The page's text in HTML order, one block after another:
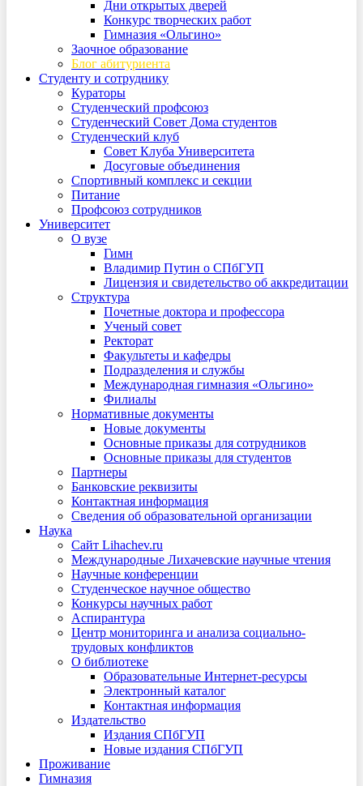
Дни открытых дверей
Конкурс творческих работ
Гимназия «Ольгино»
Заочное образование
Блог абитуриента
Студенту и сотруднику
Кураторы
Студенческий профсоюз
Студенческий Совет Дома студентов
Студенческий клуб
Совет Клуба Университета
Досуговые объединения
Спортивный комплекс и секции
Питание
Профсоюз сотрудников
Университет
О вузе
Гимн
Владимир Путин о СПбГУП
Лицензия и свидетельство об аккредитации
Структура
Почетные доктора и профессора
Ученый совет
Ректорат
Факультеты и кафедры
Подразделения и службы
Международная гимназия «Ольгино»
Филиалы
Нормативные документы
Новые документы
Основные приказы для сотрудников
Основные приказы для студентов
Партнеры
Банковские реквизиты
Контактная информация
Сведения об образовательной организации
Наука
Сайт Lihachev.ru
Международные Лихачевские научные чтения
Научные конференции
Студенческое научное общество
Конкурсы научных работ
Аспирантура
Центр мониторинга и анализа социально-
трудовых конфликтов
О библиотеке
Образовательные Интернет-ресурсы
Электронный каталог
Контактная информация
Издательство
Издания СПбГУП
Новые издания СПбГУП
Проживание
Гимназия